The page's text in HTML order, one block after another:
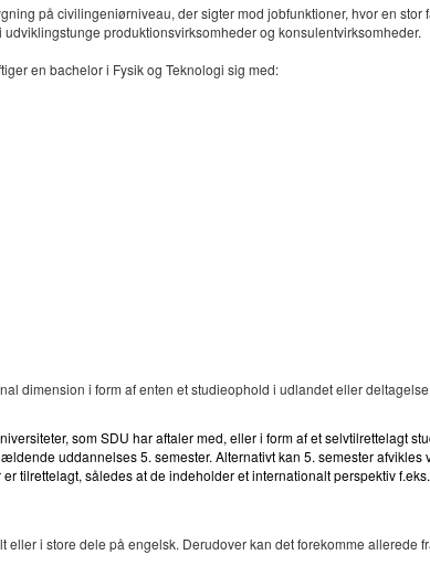
på civilingeniørniveau, der sigter mod jobfunktioner, hvor en stor
produktionsvirksomheder og konsulentvirksomheder.
en bachelor i Fysik og Teknologi sig med:
dimension i form af enten et studieophold i udlandet eller
som SDU har aftaler med, eller i form af et selvtilrettelagt
uddannelses 5. semester. Alternativt kan 5. semester
således at de indeholder et internationalt perspektiv
i store dele på engelsk. Derudover kan det forekomme allerede